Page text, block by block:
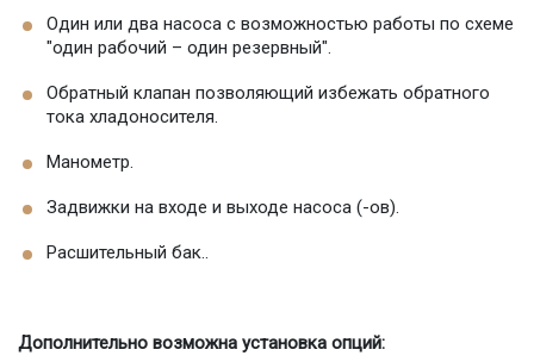
Один или два насоса с возможностью работы по схеме
"один рабочий – один резервный".
Обратный клапан позволяющий избежать обратного
тока хладоносителя.
Манометр.
Задвижки на входе и выходе насоса (-ов).
Расшительный бак..
Дополнительно возможна установка опций: